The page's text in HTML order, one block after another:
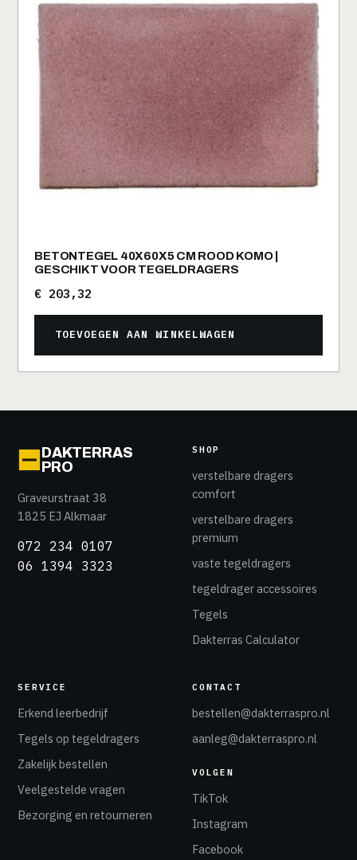
BETONTEGEL 40X60X5 CM ROOD KOMO |
GESCHIKT VOOR TEGELDRAGERS
€ 203,32
TOEVOEGEN AAN WINKELWAGEN
DAKTERRAS
PRO
Graveurstraat 38
1825 EJ Alkmaar
072 234 0107
06 1394 3323
SHOP
verstelbare dragers
comfort
verstelbare dragers
premium
vaste tegeldragers
tegeldrager accessoires
Tegels
Dakterras Calculator
SERVICE
Erkend leerbedrijf
Tegels op tegeldragers
Zakelijk bestellen
Veelgestelde vragen
Bezorging en retourneren
CONTACT
bestellen@dakterraspro.nl
aanleg@dakterraspro.nl
VOLGEN
TikTok
Instagram
Facebook